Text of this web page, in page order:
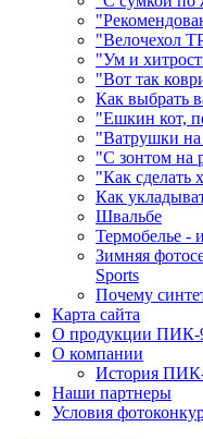
"Велочехол
"Ум и
"Вот так
Как выбрать
"Ешкин кот,
"Ватрушки
"С зонтом на
"Как сделать
Как
Швальбе
Термобелье -
Зимняя
Sports
Почему
Карта сайта
О продукции ПИК-
О компании
История ПИК-
Наши партнеры
Условия